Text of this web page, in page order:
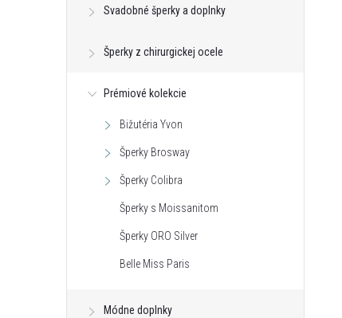
Svadobné šperky a doplnky
Šperky z chirurgickej ocele
Prémiové kolekcie
Bižutéria Yvon
Šperky Brosway
Šperky Colibra
Šperky s Moissanitom
Šperky ORO Silver
Belle Miss Paris
Módne doplnky